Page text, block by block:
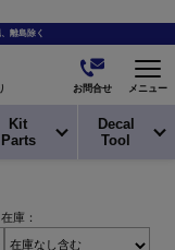
離島除く
お問合せ メニュー
Kit
Parts
Decal
Tool
在庫：